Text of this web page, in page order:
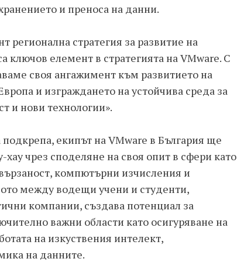
и преноса на данни.
регионална стратегия за развитие на
ключов елемент в стратегията на VMware. С
своя ангажимент към развитието на
и изграждането на устойчива среда за
и нови технологии».
екипът на VMware в България ще
чрез споделяне на своя опит в сфери като
компютърни изчисления и
между водещи учени и студенти,
компании, създава потенциал за
важни области като осигуряване на
на изкуствения интелект,
на данните.